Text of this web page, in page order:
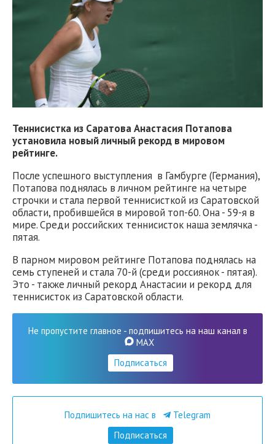
Теннисистка из Саратова Анастасия Потапова
установила новый личный рекорд в мировом
рейтинге.
После успешного выступления в Гамбурге (Германия),
Потапова поднялась в личном рейтинге на четыре
строчки и стала первой теннисисткой из Саратовской
области, пробившейся в мировой топ-60. Она - 59-я в
мире. Среди российских теннисисток наша землячка -
пятая.
В парном мировом рейтинге Потапова поднялась на
семь ступеней и стала 70-й (среди россиянок - пятая).
Это - также личный рекорд Анастасии и рекорд для
теннисисток из Саратовской области.
Не пропустите главное - подпишитесь на наш канал в
MAX
Подписаться
Подпишитесь на нас в
Telegram
Подписаться